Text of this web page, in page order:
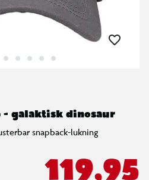
- galaktisk dinosaur
snapback-lukning
119,95